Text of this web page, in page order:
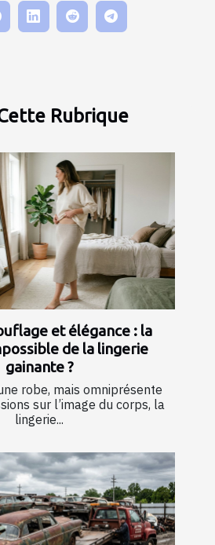
Rubrique
et élégance : la
de la lingerie
gainante ?
robe, mais omniprésente
sur l’image du corps, la
lingerie...